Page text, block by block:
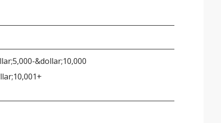
&dollar;10,000